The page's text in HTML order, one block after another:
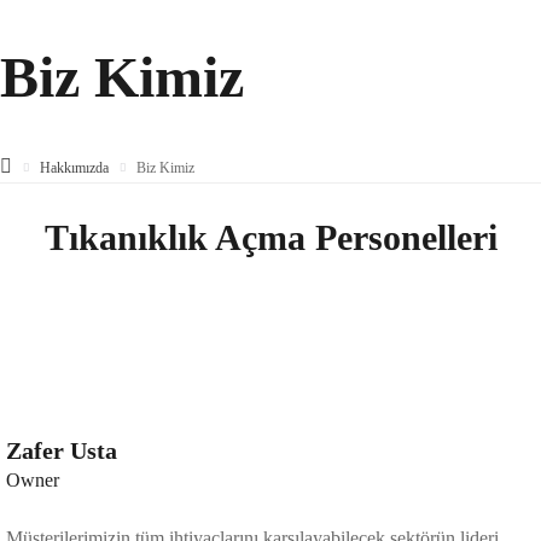
Biz Kimiz
Hakkımızda Biz Kimiz
Tıkanıklık Açma Personelleri
Zafer Usta
Owner